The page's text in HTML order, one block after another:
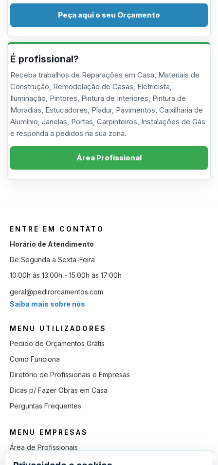
Peça aqui o seu Orçamento
É profissional?
Receba trabalhos de Reparações em Casa, Materiais de
Construção, Remodelação de Casas, Eletricista,
Iluminação, Pintores, Pintura de Interiores, Pintura de
Moradias, Estucadores, Pladur, Pavimentos, Caixilharia de
Alumínio, Janelas, Portas, Carpinteiros, Instalações de Gás
e responda a pedidos na sua zona.
Área Profissional
ENTRE EM CONTATO
Horário de Atendimento
De Segunda a Sexta-Feira
10:00h às 13:00h - 15:00h às 17:00h
geral@pedirorcamentos.com
Saiba mais sobre nós
MENU UTILIZADORES
Pedido de Orçamentos Grátis
Como Funciona
Diretório de Profissionais e Empresas
Dicas p/ Fazer Obras em Casa
Perguntas Frequentes
MENU EMPRESAS
Área de Profissionais
Como Funciona